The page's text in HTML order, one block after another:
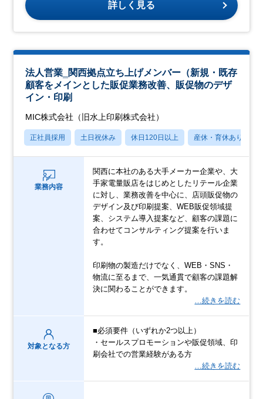
詳しく見る
法人営業‗関西拠点立ち上げメンバー（新規・既存
顧客をメインとした販促業務改善、販促物のデザ
イン・印刷
MIC株式会社（旧水上印刷株式会社）
正社員採用 土日祝休み 休日120日以上 産休・育休あり
業務内容
関西に本社のある大手メーカー企業や、大
手家電量販店をはじめとしたリテール企業
に対し、業務改善を中心に、店頭販促物の
デザイン及び印刷提案、WEB販促領域提
案、システム導⼊提案など、顧客の課題に
合わせてコンサルティング提案を行いま
す。
印刷物の製造だけでなく、WEB・SNS・
物流に⾄るまで、⼀気通貫で顧客の課題解
決に関わることができます。
…続きを読む
対象となる方
■必須要件（いずれか2つ以上）
・セールスプロモーションや販促領域、印
刷会社での営業経験がある方
…続きを読む